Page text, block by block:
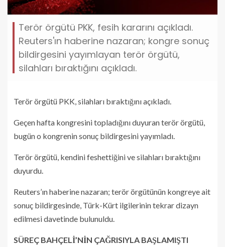
Terör örgütü PKK, fesih kararını açıkladı.
Reuters'ın haberine nazaran; kongre sonuç
bildirgesini yayımlayan terör örgütü,
silahları bıraktığını açıkladı.
Terör örgütü PKK, silahları bıraktığını açıkladı.
Geçen hafta kongresini topladığını duyuran terör örgütü,
bugün o kongrenin sonuç bildirgesini yayımladı.
Terör örgütü, kendini feshettiğini ve silahları bıraktığını
duyurdu.
Reuters’ın haberine nazaran; terör örgütünün kongreye ait
sonuç bildirgesinde, Türk-Kürt ilgilerinin tekrar dizayn
edilmesi davetinde bulunuldu.
SÜREÇ BAHÇELİ’NİN ÇAĞRISIYLA BAŞLAMIŞTI